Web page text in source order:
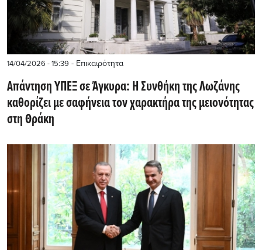
14/04/2026 - 15:39 - Επικαιρότητα
Aπάντηση ΥΠΕΞ σε Άγκυρα: Η Συνθήκη της Λωζάνης
καθορίζει με σαφήνεια τον χαρακτήρα της μειονότητας
στη Θράκη